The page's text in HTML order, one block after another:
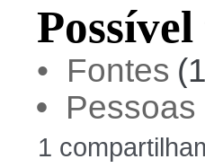
• Fontes
•
1